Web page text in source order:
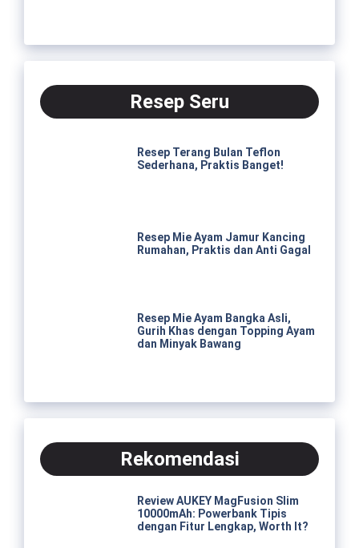
Resep Seru
Resep Terang Bulan Teflon
Sederhana, Praktis Banget!
Resep Mie Ayam Jamur Kancing
Rumahan, Praktis dan Anti Gagal
Resep Mie Ayam Bangka Asli,
Gurih Khas dengan Topping Ayam
dan Minyak Bawang
Rekomendasi
Review AUKEY MagFusion Slim
10000mAh: Powerbank Tipis
dengan Fitur Lengkap, Worth It?